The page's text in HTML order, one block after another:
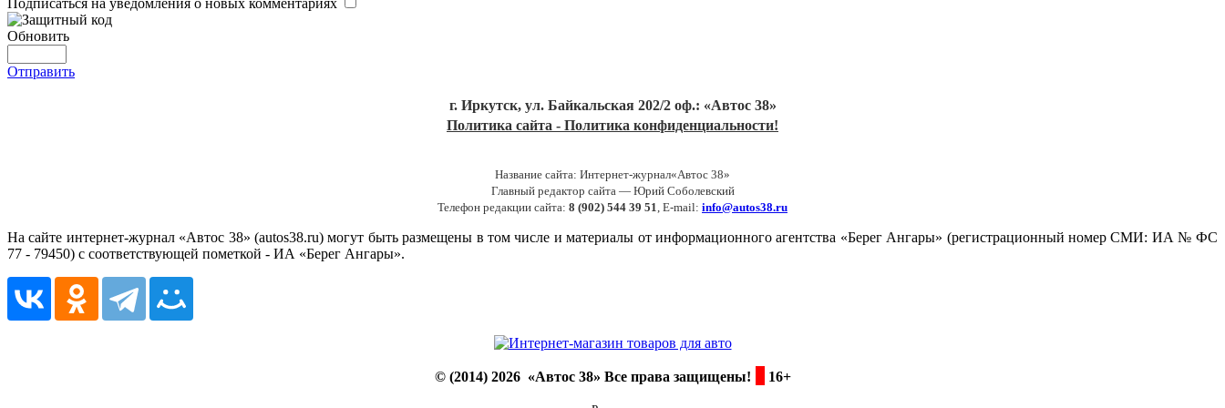
Подписаться на уведомления о новых комментариях
Обновить
Отправить
г. Иркутск, ул. Байкальская 202/2 оф.: «Автос 38»
Политика сайта - Политика конфиденциальности!
Название сайта: Интернет-журнал«Автос 38»
Главный редактор сайта — Юрий Соболевский
Телефон редакции сайта: 8 (902) 544 39 51, E-mail: info@autos38.ru
На сайте интернет-журнал «Автос 38» (autos38.ru) могут быть размещены в том числе и материалы от информационного агентства «Берег Ангары» (регистрационный номер СМИ: ИА № ФС
77 - 79450) с соответствующей пометкой - ИА «Берег Ангары».
© (2014) 2026 «Автос 38» Все права защищены! 16+